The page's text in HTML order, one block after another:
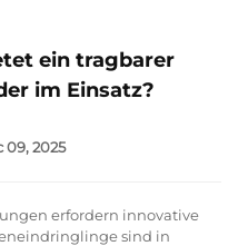
ein tragbarer
im Einsatz?
09, 2025
erfordern innovative
sind in